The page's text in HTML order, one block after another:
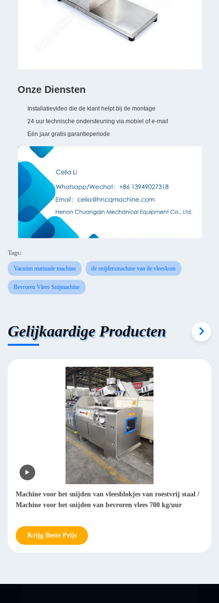
Onze Diensten
Installatievideo die de klant helpt bij de montage
24 uur technische ondersteuning via mobiel of e-mail
Eén jaar gratis garantieperiode
Tags:
Vacuüm marinade machine de snijdersmachine van de vleeskom
Bevroren Vlees Snijmachine
Gelijkaardige Producten
het snijden van vleesblokjes van roestvrij staal /
het snijden van bevroren vlees 700 kg/uur
Prijs
Commerciële
roestvrij staal